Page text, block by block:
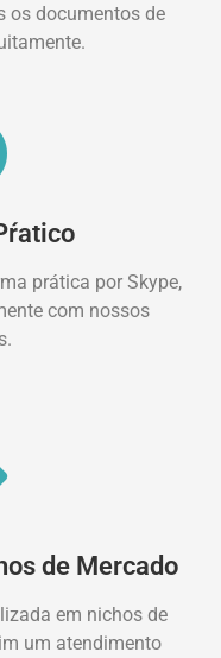
os documentos de
prática por Skype,
com nossos
de Mercado
em nichos de
um atendimento